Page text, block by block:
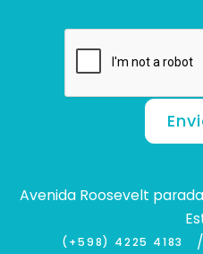
Avenida Roosevelt
(+598) 4225 4183 /